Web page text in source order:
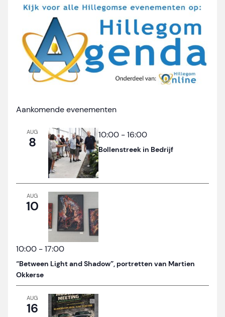
Aankomende evenementen
AUG
8 10:00 -16:00
Bollenstreek in Bedrijf
AUG
10
10:00 -17:00
“Between Light and Shadow”, portretten van Martien
Okkerse
AUG
16